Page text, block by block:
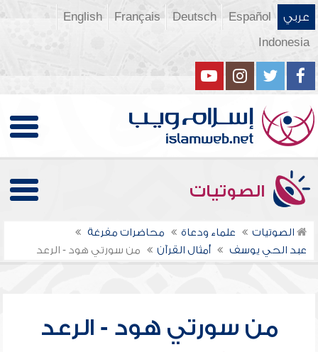
عربي Español
Deutsch
Français
English
Indonesia
الصوتيات
الصوتيات علماء ودعاة
محاضرات مفرغة
عبد الحي يوسف
أمثال القرآن من سورتي هود - الرعد
من سورتي هود - الرعد